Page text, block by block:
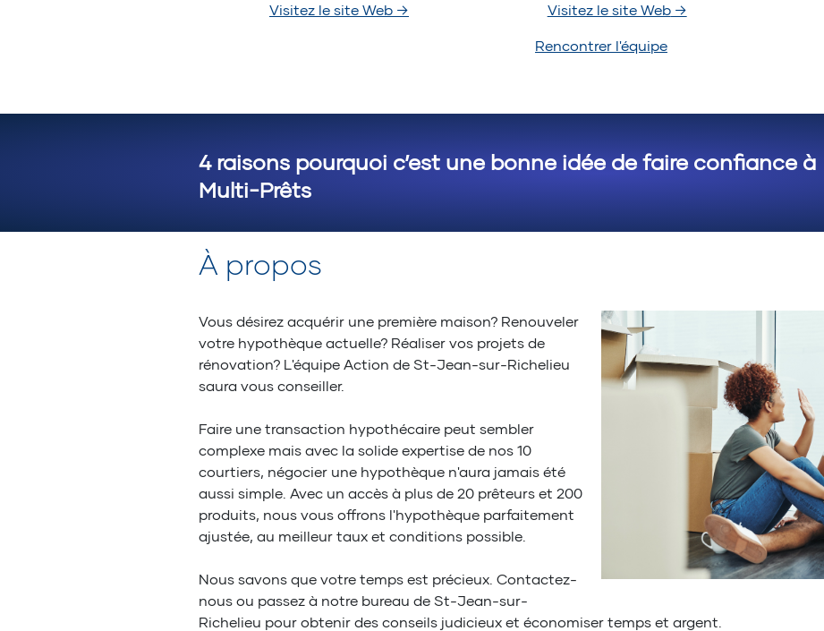
Visitez le site Web →
Visitez le site Web→
Rencontrer l'équipe
4 raisons pourquoi c’est une bonne idée de faire confiance à
Multi-Prêts
À propos
Vous désirez acquérir une première maison? Renouveler
votre hypothèque actuelle? Réaliser vos projets de
rénovation? L'équipe Action de St-Jean-sur-Richelieu
saura vous conseiller.
Faire une transaction hypothécaire peut sembler
complexe mais avec la solide expertise de nos 10
courtiers, négocier une hypothèque n'aura jamais été
aussi simple. Avec un accès à plus de 20 prêteurs et 200
produits, nous vous offrons l'hypothèque parfaitement
ajustée, au meilleur taux et conditions possible.
Nous savons que votre temps est précieux. Contactez-
nous ou passez à notre bureau de St-Jean-sur-
Richelieu pour obtenir des conseils judicieux et économiser temps et argent.